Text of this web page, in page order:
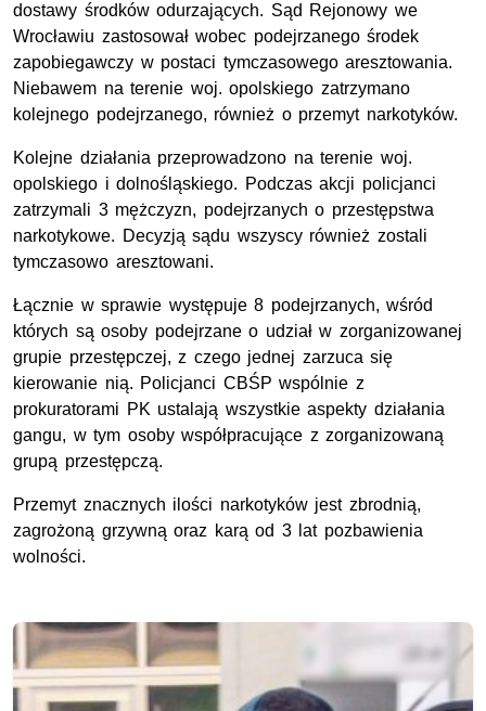
dostawy środków odurzających. Sąd Rejonowy we
Wrocławiu zastosował wobec podejrzanego środek
zapobiegawczy w postaci tymczasowego aresztowania.
Niebawem na terenie woj. opolskiego zatrzymano
kolejnego podejrzanego, również o przemyt narkotyków.
Kolejne działania przeprowadzono na terenie woj.
opolskiego i dolnośląskiego. Podczas akcji policjanci
zatrzymali 3 mężczyzn, podejrzanych o przestępstwa
narkotykowe. Decyzją sądu wszyscy również zostali
tymczasowo aresztowani.
Łącznie w sprawie występuje 8 podejrzanych, wśród
których są osoby podejrzane o udział w zorganizowanej
grupie przestępczej, z czego jednej zarzuca się
kierowanie nią. Policjanci CBŚP wspólnie z
prokuratorami PK ustalają wszystkie aspekty działania
gangu, w tym osoby współpracujące z zorganizowaną
grupą przestępczą.
Przemyt znacznych ilości narkotyków jest zbrodnią,
zagrożoną grzywną oraz karą od 3 lat pozbawienia
wolności.